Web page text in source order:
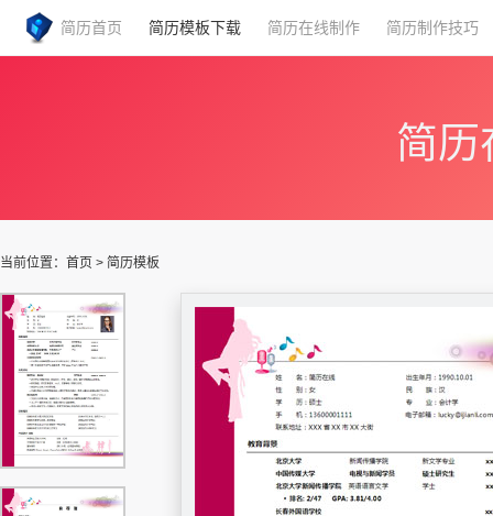
简历首页 简历模板下载 简历在线制作 简历制作技巧
简历
当前位置： 首页 > 简历模板